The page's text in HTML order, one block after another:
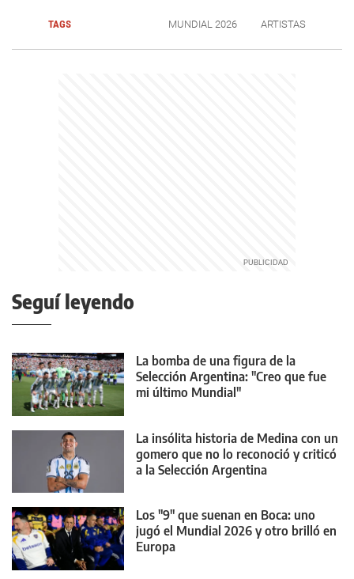
TAGS MUNDIAL 2026 ARTISTAS
Seguí leyendo
La bomba de una figura de la
Selección Argentina: "Creo que fue
mi último Mundial"
La insólita historia de Medina con un
gomero que no lo reconoció y criticó
a la Selección Argentina
Los "9" que suenan en Boca: uno
jugó el Mundial 2026 y otro brilló en
Europa